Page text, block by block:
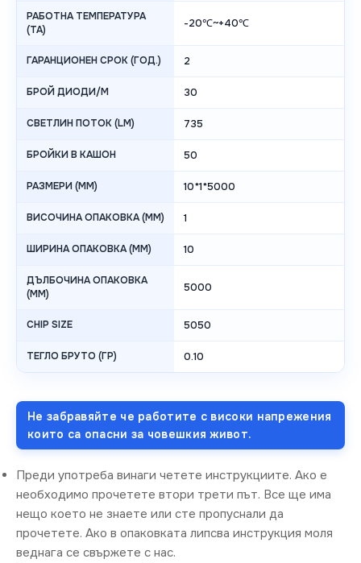
РАБОТНА ТЕМПЕРАТУРА
(TA)
-20℃~+40℃
ГАРАНЦИОНЕН СРОК (ГОД.) 2
БРОЙ ДИОДИ/М 30
СВЕТЛИН ПОТОК (LM) 735
БРОЙКИ В КАШОН 50
РАЗМЕРИ (MM) 10*1*5000
ВИСОЧИНА ОПАКОВКА (MM) 1
ШИРИНА ОПАКОВКА (MM) 10
ДЪЛБОЧИНА ОПАКОВКА
(MM)
5000
CHIP SIZE 5050
ТЕГЛО БРУТО (ГР) 0.10
Не забравяйте че работите с високи напрежения
които са опасни за човешкия живот.
Преди употреба винаги четете инструкциите. Ако е
необходимо прочетете втори трети път. Все ще има
нещо което не знаете или сте пропуснали да
прочетете. Ако в опаковката липсва инструкция моля
веднага се свържете с нас.